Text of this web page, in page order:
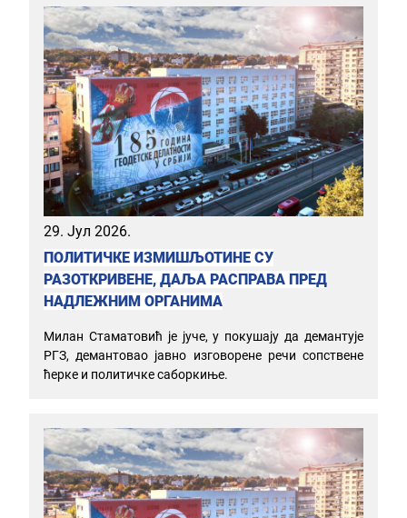
29. Јул 2026.
ПОЛИТИЧКЕ ИЗМИШЉОТИНЕ СУ
РАЗОТКРИВЕНЕ, ДАЉА РАСПРАВА ПРЕД
НАДЛЕЖНИМ ОРГАНИМА
Милан Стаматовић је јуче, у покушају да демантује
РГЗ, демантовао јавно изговорене речи сопствене
ћерке и политичке саборкиње.